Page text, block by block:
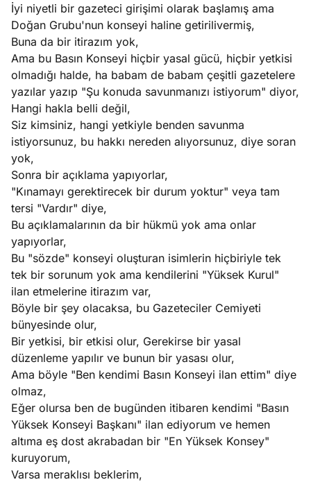
İyi niyetli bir gazeteci girişimi olarak başlamış ama
Doğan Grubu'nun konseyi haline getirilivermiş,
Buna da bir itirazım yok,
Ama bu Basın Konseyi hiçbir yasal gücü, hiçbir yetkisi
olmadığı halde, ha babam de babam çeşitli gazetelere
yazılar yazıp "Şu konuda savunmanızı istiyorum" diyor,
Hangi hakla belli değil,
Siz kimsiniz, hangi yetkiyle benden savunma
istiyorsunuz, bu hakkı nereden alıyorsunuz, diye soran
yok,
Sonra bir açıklama yapıyorlar,
"Kınamayı gerektirecek bir durum yoktur" veya tam
tersi "Vardır" diye,
Bu açıklamalarının da bir hükmü yok ama onlar
yapıyorlar,
Bu "sözde" konseyi oluşturan isimlerin hiçbiriyle tek
tek bir sorunum yok ama kendilerini "Yüksek Kurul"
ilan etmelerine itirazım var,
Böyle bir şey olacaksa, bu Gazeteciler Cemiyeti
bünyesinde olur,
Bir yetkisi, bir etkisi olur, Gerekirse bir yasal
düzenleme yapılır ve bunun bir yasası olur,
Ama böyle "Ben kendimi Basın Konseyi ilan ettim" diye
olmaz,
Eğer olursa ben de bugünden itibaren kendimi "Basın
Yüksek Konseyi Başkanı" ilan ediyorum ve hemen
altıma eş dost akrabadan bir "En Yüksek Konsey"
kuruyorum,
Varsa meraklısı beklerim,